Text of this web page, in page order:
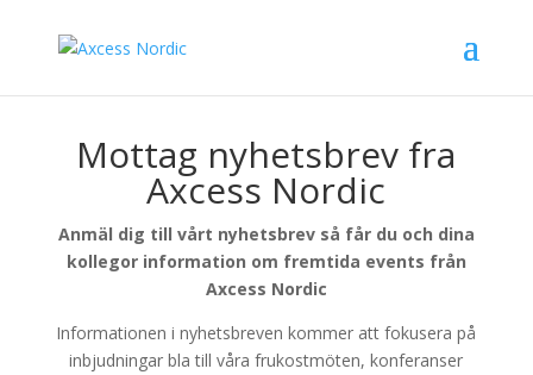
Mottag nyhetsbrev fra
Axcess Nordic
Anmäl dig till vårt nyhetsbrev så får du och dina
kollegor information om fremtida events från
Axcess Nordic
Informationen i nyhetsbreven kommer att fokusera på
inbjudningar bla till våra frukostmöten, konferanser